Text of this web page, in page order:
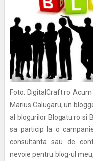
Foto: DigitalCraft.ro
Marius Calugaru, un
al blogurilor Blogatu.ro si
sa particip la o
consultanta sau de
nevoie pentru blog-ul